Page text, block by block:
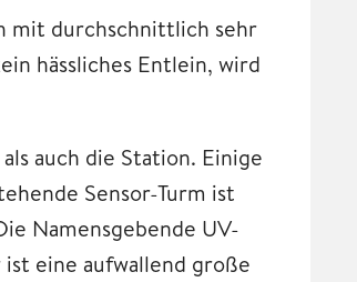
mit durchschnittlich sehr
hässliches Entlein, wird
auch die Station. Einige
Sensor-Turm ist
Namensgebende UV-
eine aufwallend große